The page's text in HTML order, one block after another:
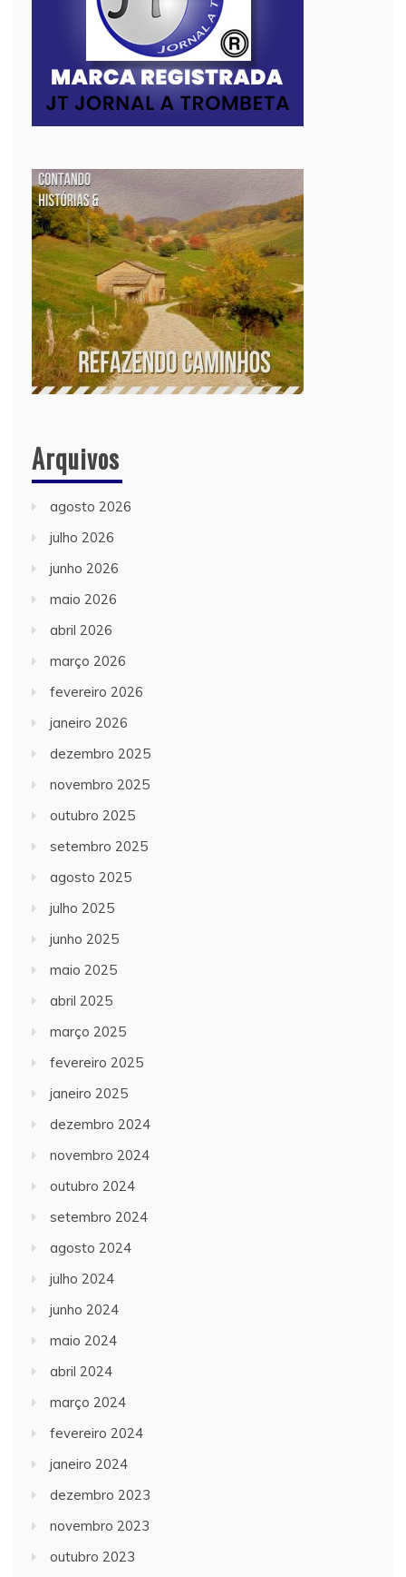
Arquivos
agosto 2026
julho 2026
junho 2026
maio 2026
abril 2026
março 2026
fevereiro 2026
janeiro 2026
dezembro 2025
novembro 2025
outubro 2025
setembro 2025
agosto 2025
julho 2025
junho 2025
maio 2025
abril 2025
março 2025
fevereiro 2025
janeiro 2025
dezembro 2024
novembro 2024
outubro 2024
setembro 2024
agosto 2024
julho 2024
junho 2024
maio 2024
abril 2024
março 2024
fevereiro 2024
janeiro 2024
dezembro 2023
novembro 2023
outubro 2023